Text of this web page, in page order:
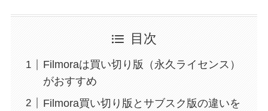
目次
Filmoraは買い切り版（永久ライセンス）
がおすすめ
Filmora買い切り版とサブスク版の違いを